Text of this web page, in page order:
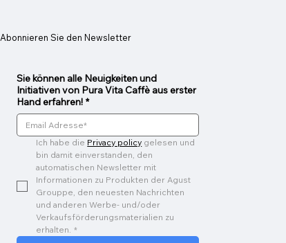
Abonnieren Sie den Newsletter
Sie können alle Neuigkeiten und
Initiativen von Pura Vita Caffè aus erster
Hand erfahren! *
Ich habe die Privacy policy gelesen und
bin damit einverstanden, den
automatischen Newsletter mit
Informationen zu Produkten der Agust
Grouppe, den neuesten Nachrichten
und anderen Werbe- und/oder
Verkaufsförderungsmaterialien zu
erhalten. *